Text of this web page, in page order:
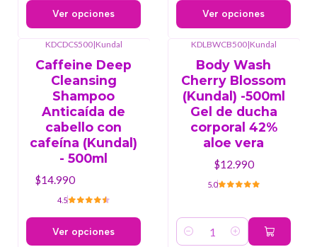
Ver opciones Ver opciones
KDCDCS500|Kundal
Caffeine Deep
Cleansing
Shampoo
Anticaída de
cabello con
cafeína (Kundal)
- 500ml
$14.990
4.5
Ver opciones
KDLBWCB500|Kundal
Body Wash
Cherry Blossom
(Kundal) -500ml
Gel de ducha
corporal 42%
aloe vera
$12.990
5.0
Cantidad